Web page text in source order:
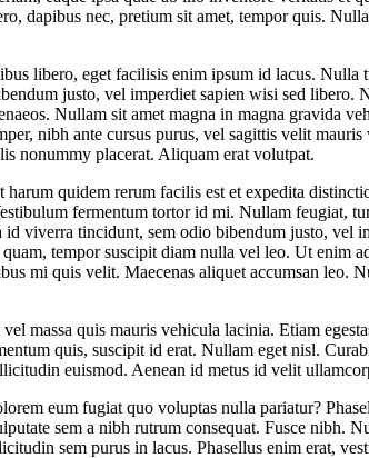
dapibus nec, pretium sit amet, tempor quis.
libero, eget facilisis enim ipsum id lacus. Nulla
justo, vel imperdiet sapien wisi sed libero.
Nullam sit amet magna in magna gravida
nibh ante cursus purus, vel sagittis velit mauris
nonummy placerat. Aliquam erat volutpat.
quidem rerum facilis est et expedita
fermentum tortor id mi. Nullam feugiat,
viverra tincidunt, sem odio bibendum justo, vel
tempor suscipit diam nulla vel leo. Ut enim
mi quis velit. Maecenas aliquet accumsan leo.
massa quis mauris vehicula lacinia. Etiam
quis, suscipit id erat. Nullam eget nisl.
euismod. Aenean id metus id velit
eum fugiat quo voluptas nulla pariatur?
sem a nibh rutrum consequat. Fusce nibh.
sem purus in lacus. Phasellus enim erat,